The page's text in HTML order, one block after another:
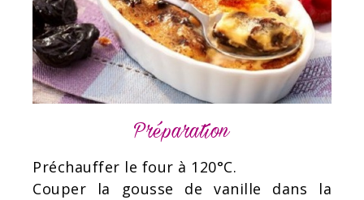
Préparation
Préchauffer le four à 120°C.
Couper la gousse de vanille dans la